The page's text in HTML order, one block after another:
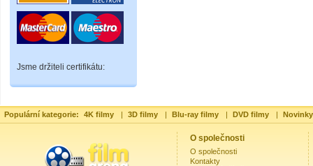
Jsme držiteli certifikátu:
Populární kategorie: 4K filmy | 3D filmy | Blu-ray filmy | DVD filmy |
O společnosti
O společnosti
Kontakty